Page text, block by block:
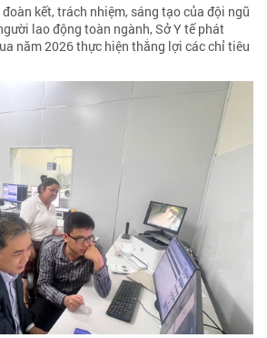
kết, trách nhiệm, sáng tạo của đội ngũ
lao động toàn ngành, Sở Y tế phát
năm 2026 thực hiện thắng lợi các chỉ tiêu